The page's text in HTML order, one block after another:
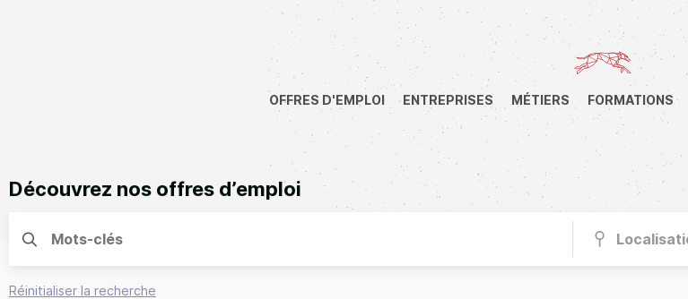
OFFRES D'EMPLOI ENTREPRISES MÉTIERS FORMATIONS
Découvrez nos offres d’emploi
Réinitialiser la recherche